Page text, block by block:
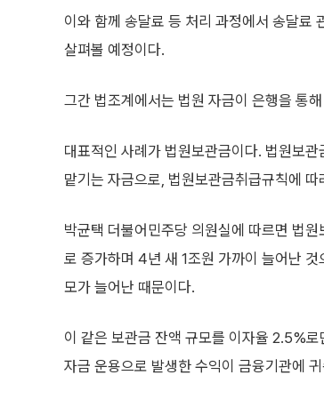
이와 함께 송달료 등 처리 과정에서 송달료
살펴볼 예정이다.
그간 법조계에서는 법원 자금이 은행을 통
대표적인 사례가 법원보관금이다. 법원보
맡기는 자금으로, 법원보관금취급규칙에
박균택 더불어민주당 의원실에 따르면 법
로 증가하며 4년 새 1조원 가까이 늘어난 것
모가 늘어난 때문이다.
이 같은 보관금 잔액 규모를 이자율 2.5%
자금 운용으로 발생한 수익이 금융기관에